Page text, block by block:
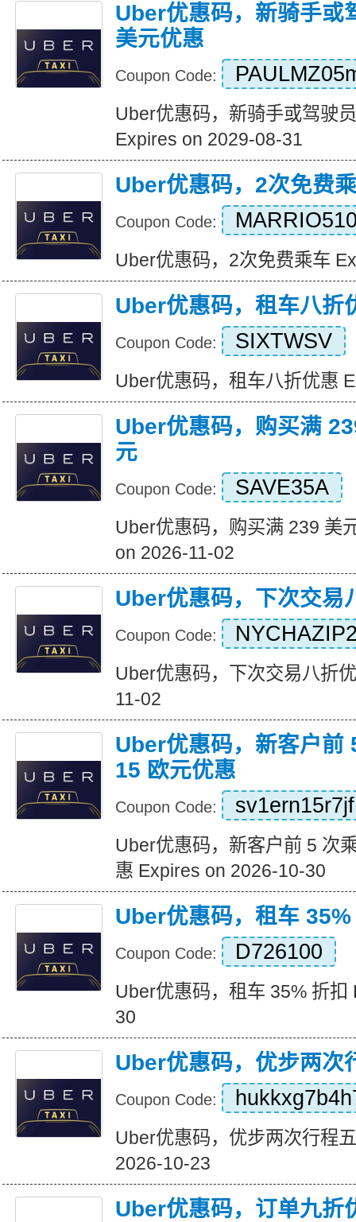
Uber优惠码，新骑手或
美元优惠
Coupon Code:
Uber优惠码，新骑手或驾驶
Expires on 2029-08-31
Uber优惠码，2次免费
Coupon Code:
Uber优惠码，2次免费乘车
Uber优惠码，租车八折
Coupon Code: SIXTWSV
Uber优惠码，租车八折优惠
Uber优惠码，购买满
元
Coupon Code: SAVE35A
Uber优惠码，购买满 239 美
on 2026-11-02
Uber优惠码，下次交易
Coupon Code:
Uber优惠码，下次交易八折
11-02
Uber优惠码，新客户前
15 欧元优惠
Coupon Code: sv1ern15r7jf
Uber优惠码，新客户前 5 次
惠 Expires on 2026-10-30
Uber优惠码，租车
Coupon Code: D726100
Uber优惠码，租车 35% 折
30
Uber优惠码，优步两次
Coupon Code:
Uber优惠码，优步两次行程
2026-10-23
Uber优惠码，订单九折